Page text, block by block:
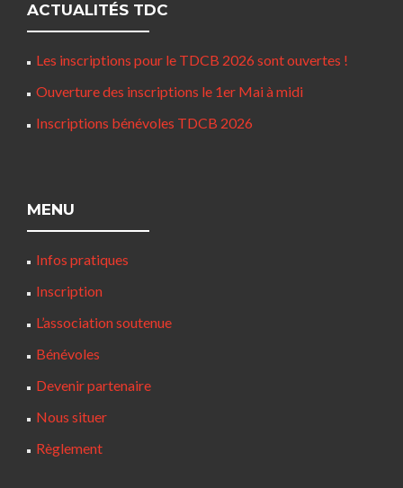
ACTUALITÉS TDC
Les inscriptions pour le TDCB 2026 sont ouvertes !
Ouverture des inscriptions le 1er Mai à midi
Inscriptions bénévoles TDCB 2026
MENU
Infos pratiques
Inscription
L’association soutenue
Bénévoles
Devenir partenaire
Nous situer
Règlement